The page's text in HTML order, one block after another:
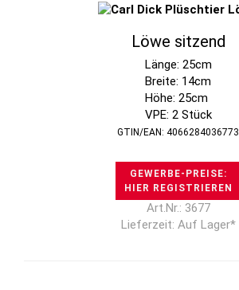
Löwe sitzend
Länge: 25cm
Breite: 14cm
Höhe: 25cm
VPE: 2 Stück
GTIN/EAN: 4066284036773
GEWERBE-PREISE:
HIER REGISTRIEREN
Art.Nr.: 3677
Lieferzeit: Auf Lager*